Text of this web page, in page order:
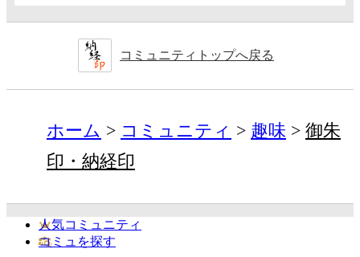
コミュニティトップへ戻る
ホーム コミュニティ 趣味
御朱
印・納経印
人気コミュニティ
コミュを探す